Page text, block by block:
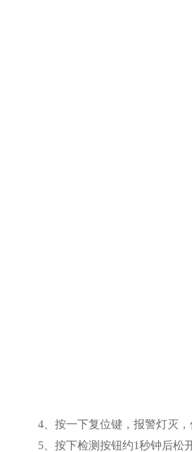
4、按一下复位键，报警灯灭，
5、按下检测按钮约1秒钟后松开